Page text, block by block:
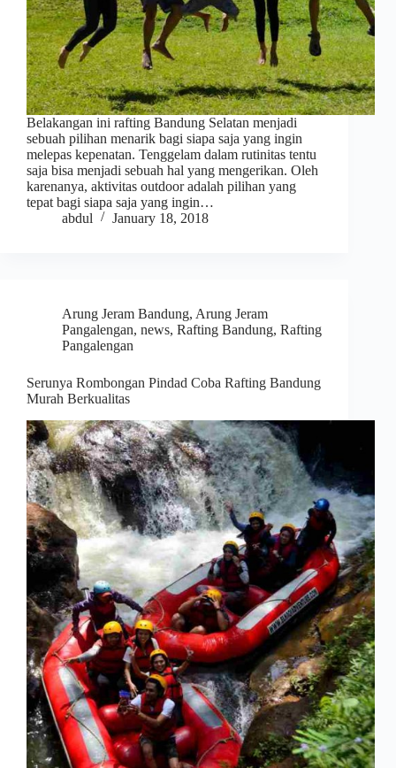
Belakangan ini rafting Bandung Selatan menjadi
sebuah pilihan menarik bagi siapa saja yang ingin
melepas kepenatan. Tenggelam dalam rutinitas tentu
saja bisa menjadi sebuah hal yang mengerikan. Oleh
karenanya, aktivitas outdoor adalah pilihan yang
tepat bagi siapa saja yang ingin…
abdul
January 18, 2018
Arung Jeram Bandung, Arung Jeram
Pangalengan, news, Rafting Bandung, Rafting
Pangalengan
Serunya Rombongan Pindad Coba Rafting Bandung
Murah Berkualitas